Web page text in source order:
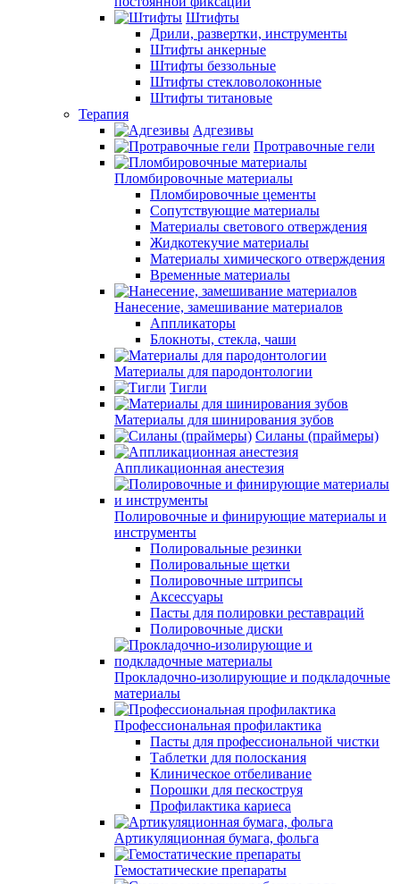
Штифты
Дрили, развертки, инструменты
Штифты анкерные
Штифты беззольные
Штифты стекловолоконные
Штифты титановые
Терапия
Адгезивы
Протравочные гели
Пломбировочные материалы
Пломбировочные цементы
Сопутствующие материалы
Материалы светового отверждения
Жидкотекучие материалы
Материалы химического отверждения
Временные материалы
Нанесение, замешивание материалов
Аппликаторы
Блокноты, стекла, чаши
Материалы для пародонтологии
Тигли
Материалы для шинирования зубов
Силаны (праймеры)
Аппликационная анестезия
Полировочные и финирующие материалы и
инструменты
Полировальные резинки
Полировальные щетки
Полировочные штрипсы
Аксессуары
Пасты для полировки реставраций
Полировочные диски
Прокладочно-изолирующие и подкладочные
материалы
Профессиональная профилактика
Пасты для профессиональной чистки
Таблетки для полоскания
Клиническое отбеливание
Порошки для пескоструя
Профилактика кариеса
Артикуляционная бумага, фольга
Гемостатические препараты